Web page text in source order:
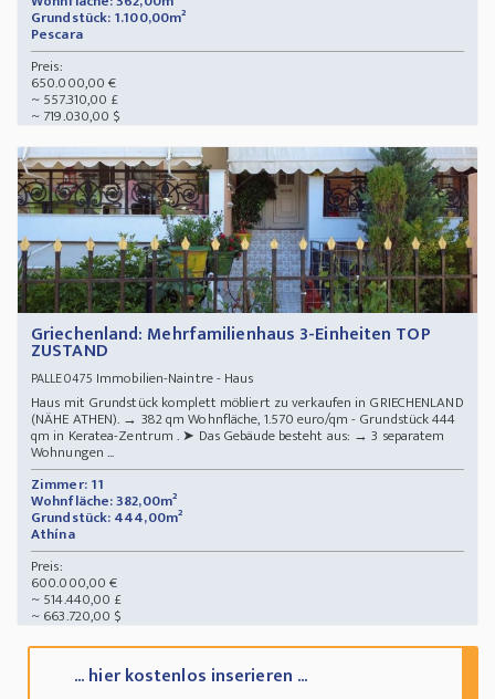
Grundstück: 1.100,00m²
Pescara
Preis:
650.000,00 €
~ 557.310,00 £
~ 719.030,00 $
Griechenland: Mehrfamilienhaus 3-Einheiten TOP
ZUSTAND
PALLE0475 Immobilien-Naintre - Haus
Haus mit Grundstück komplett möbliert zu verkaufen in GRIECHENLAND
(NÄHE ATHEN). → 382 qm Wohnfläche, 1.570 euro/qm - Grundstück 444
qm in Keratea-Zentrum . ➤ Das Gebäude besteht aus: → 3 separatem
Wohnungen ...
Zimmer: 11
Wohnfläche: 382,00m²
Grundstück: 444,00m²
Athína
Preis:
600.000,00 €
~ 514.440,00 £
~ 663.720,00 $
... hier kostenlos inserieren ...